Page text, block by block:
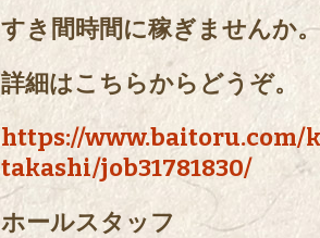
すき間時間に稼ぎませんか。
詳細はこちらからどうぞ。
https://
takashi/job31781830/
ホールスタッフ